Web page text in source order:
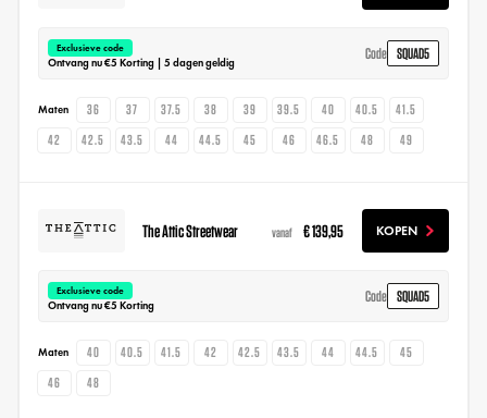
Exclusieve code
Ontvang nu €5 Korting | 5 dagen geldig
Code SQUAD5
Maten 36 37 37.5 38 39 39.5 40 40.5
41.5
42
42.5 43.5 44 44.5 45 46 46.5 48 49
The Attic Streetwear vanaf € 139,95 KOPEN
Exclusieve code
Ontvang nu €5 Korting
Code SQUAD5
Maten 40 40.5 41.5 42 42.5 43.5 44 44.5
45
46
48